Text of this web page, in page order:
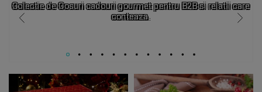
Colectie de Cosuri cadouri gourmet pentru B2B si relatii care
conteaza.